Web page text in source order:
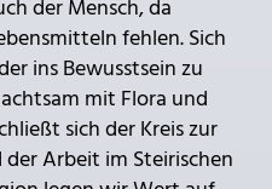
der Mensch, da
fehlen. Sich
ins Bewusstsein zu
mit Flora und
sich der Kreis zur
Arbeit im Steirischen